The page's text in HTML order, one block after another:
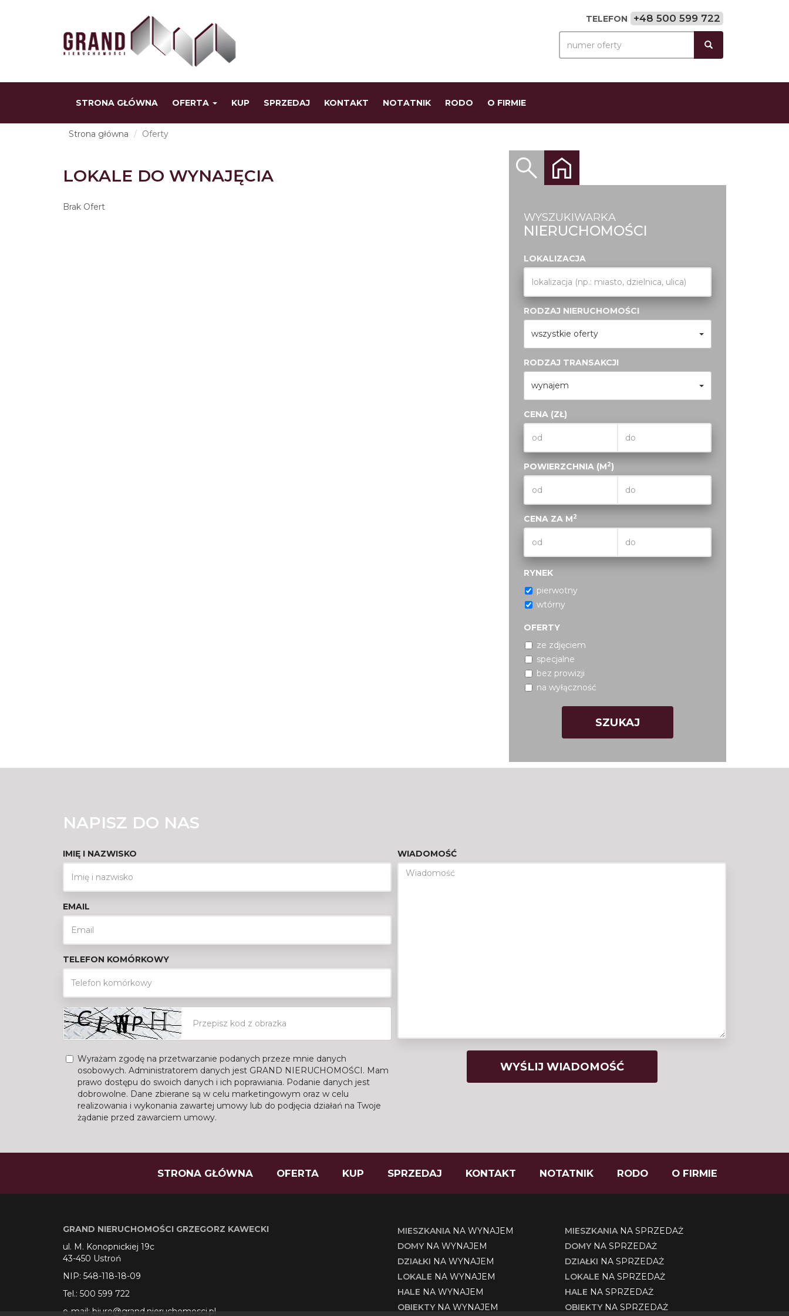
TELEFON +48 500 599 722
STRONA GŁÓWNA OFERTA KUP SPRZEDAJ KONTAKT NOTATNIK RODO O FIRMIE
Strona główna Oferty
WYSZUKIWARKA
NIERUCHOMOŚCI
LOKALIZACJA
RODZAJ NIERUCHOMOŚCI
wszystkie oferty
RODZAJ TRANSAKCJI
wynajem
CENA (ZŁ)
POWIERZCHNIA (M2)
CENA ZA M2
RYNEK
pierwotny
wtórny
OFERTY
ze zdjęciem
specjalne
bez prowizji
na wyłączność
LOKALE DO WYNAJĘCIA
Brak Ofert
NAPISZ DO NAS
IMIĘ I NAZWISKO
EMAIL
TELEFON KOMÓRKOWY
Wyrażam zgodę na przetwarzanie podanych przeze mnie danych
osobowych. Administratorem danych jest GRAND NIERUCHOMOŚCI. Mam
prawo dostępu do swoich danych i ich poprawiania. Podanie danych jest
dobrowolne. Dane zbierane są w celu marketingowym oraz w celu
realizowania i wykonania zawartej umowy lub do podjęcia działań na Twoje
żądanie przed zawarciem umowy.
WIADOMOŚĆ
STRONA GŁÓWNA OFERTA KUP SPRZEDAJ KONTAKT NOTATNIK RODO O FIRMIE
GRAND NIERUCHOMOŚCI GRZEGORZ KAWECKI
ul. M. Konopnickiej 19c
43-450 Ustroń
NIP: 548-118-18-09
Tel.: 500 599 722
e-mail: biuro@grand.nieruchomosci.pl
MIESZKANIANA WYNAJEM
DOMYNA WYNAJEM
DZIAŁKI NA WYNAJEM
LOKALE NA WYNAJEM
HALE NA WYNAJEM
OBIEKTYNA WYNAJEM
MIESZKANIANA SPRZEDAŻ
DOMYNA SPRZEDAŻ
DZIAŁKI NA SPRZEDAŻ
LOKALE NA SPRZEDAŻ
HALE NA SPRZEDAŻ
OBIEKTYNA SPRZEDAŻ